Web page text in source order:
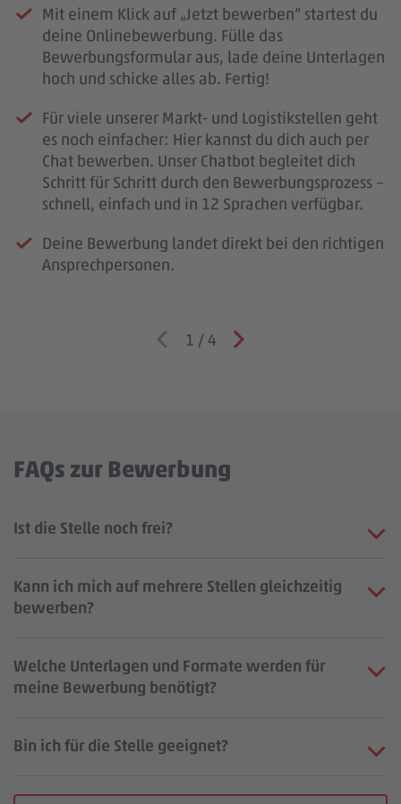
Mit einem Klick auf „Jetzt bewerben“ startest du
deine Onlinebewerbung. Fülle das
Bewerbungsformular aus, lade deine Unterlagen
hoch und schicke alles ab. Fertig!
Für viele unserer Markt- und Logistikstellen geht
es noch einfacher: Hier kannst du dich auch per
Chat bewerben. Unser Chatbot begleitet dich
Schritt für Schritt durch den Bewerbungsprozess –
schnell, einfach und in 12 Sprachen verfügbar.
Deine Bewerbung landet direkt bei den richtigen
Ansprechpersonen.
1 / 4
FAQs zur Bewerbung
Ist die Stelle noch frei?
Kann ich mich auf mehrere Stellen gleichzeitig
bewerben?
Welche Unterlagen und Formate werden für
meine Bewerbung benötigt?
Bin ich für die Stelle geeignet?